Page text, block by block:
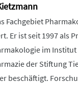
Fachgebiet
Er ist seit 1997 als
im
der Stiftung
beschäftigt.